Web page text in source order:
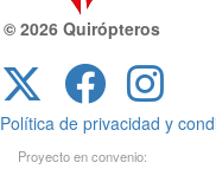
© 2026 Quirópteros
Política de privacidad y
Proyecto en convenio: